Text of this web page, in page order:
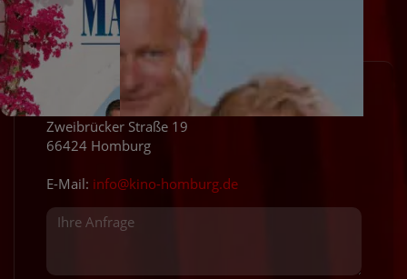
Kontakt
Eden Cinehouse Homburg
Zweibrücker Straße 19
66424 Homburg
E-Mail: info@kino-homburg.de